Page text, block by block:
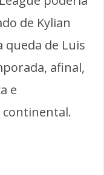
de Kylian
queda de Luis
afinal,
e